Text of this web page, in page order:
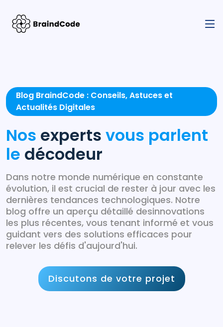
Blog BraindCode : Conseils, Astuces et
Actualités Digitales
Nos experts vous parlent
le décodeur
Dans notre monde numérique en constante
évolution, il est crucial de rester à jour avec les
dernières tendances technologiques. Notre
blog offre un aperçu détaillé desinnovations
les plus récentes, vous tenant informé et vous
guidant vers des solutions efficaces pour
relever les défis d'aujourd'hui.
Discutons de votre projet